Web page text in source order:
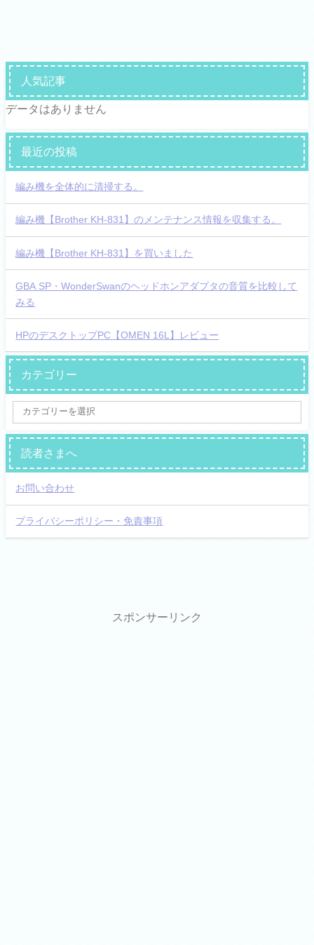
人気記事
データはありません
最近の投稿
編み機を全体的に清掃する。
編み機【Brother KH-831】のメンテナンス情報を収集する。
編み機【Brother KH-831】を買いました
GBA SP・WonderSwanのヘッドホンアダプタの音質を比較して
みる
HPのデスクトップPC【OMEN 16L】レビュー
カテゴリー
読者さまへ
お問い合わせ
プライバシーポリシー・免責事項
スポンサーリンク